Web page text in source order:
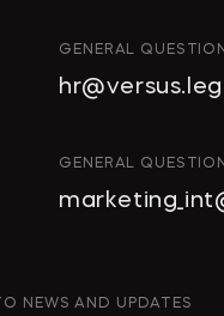
СТРОИТЕЛЬСТВО
И НЕДВИЖИМОСТЬ
АРХИТЕКТУРА
КОРПОРАТИВНОЕ
M&A
РАЗРЕШЕНИЕ
GENERAL
GENERAL
NEWS AND UPDATES